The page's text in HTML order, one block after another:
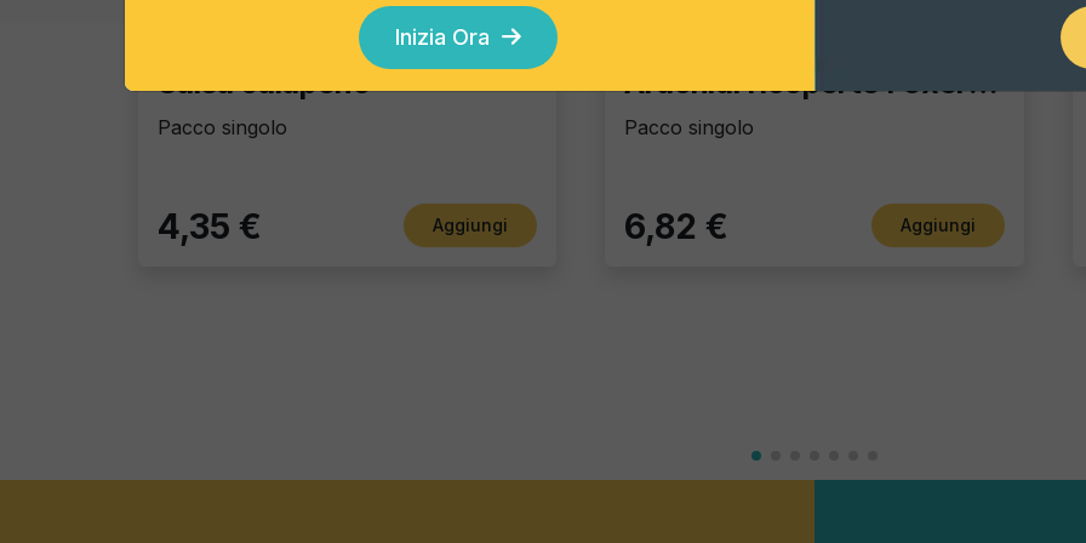
Salsa Jalapeno
Pacco singolo
4,35 € Aggiungi
Arachidi ricoperte Foxer al Chili
Pacco singolo
6,82 € Aggiungi
Inizia Ora